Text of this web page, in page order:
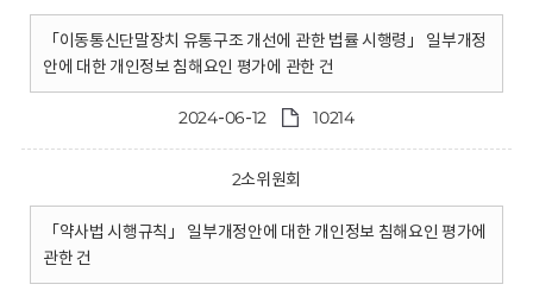
「이동통신단말장치 유통구조 개선에 관한 법률 시행령」 일부개정
안에 대한 개인정보 침해요인 평가에 관한 건
2024-06-12 10214
2소위원회
「약사법 시행규칙」 일부개정안에 대한 개인정보 침해요인 평가에
관한 건